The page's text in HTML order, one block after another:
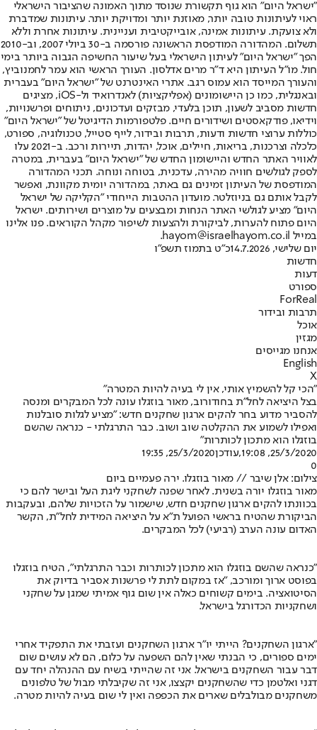
"ישראל היום" הוא גוף תקשורת שנוסד מתוך האמונה שהציבור הישראלי
ראוי לעיתונות טובה יותר, מאוזנת יותר ומדויקת יותר. עיתונות שמדברת
ולא צועקת. עיתונות אמינה, אובייקטיבית ועניינית. עיתונות אחרת וללא
תשלום. המהדורה המודפסת הראשונה פורסמה ב-30 ביולי 2007, וב-2010
הפך "ישראל היום" לעיתון הישראלי בעל שיעור החשיפה הגבוה ביותר בימי
חול. מו"ל העיתון היא ד"ר מרים אדלסון. העורך הראשי הוא עמר לחמנוביץ,
והעורך המייסד הוא עמוס רגב. אתרי האינטרנט של "ישראל היום" בעברית
ובאנגלית, כמו כן היישומונים (אפליקציות) לאנדרואיד ול-iOS, מציגים
חדשות מסביב לשעון, תוכן בלעדי, מבזקים ועדכונים, ניתוחים ופרשנויות,
וידיאו, פודקאסטים ושידורים חיים. פלטפורמות הדיגיטל של "ישראל היום"
כוללות ערוצי חדשות ודעות, תרבות ובידור, לייף סטייל, טכנולוגיה, ספורט,
כלכלה וצרכנות, בריאות, חיילים, אוכל, יהדות, תיירות ורכב. ב-2021 עלו
לאוויר האתר החדש והיישומון החדש של "ישראל היום" בעברית, במטרה
לספק לגולשים חוויה מהירה, עדכנית, בטוחה ונוחה. תכני המהדורה
המודפסת של העיתון זמינים גם באתר, במהדורה יומית מקוונת, ואפשר
לקבל אותם גם בניוזלטר. מועדון ההטבות הייחודי "הקליקה של ישראל
היום" מציע לגולשי האתר הנחות ומבצעים על מוצרים ושירותים. ישראל
היום פתוח להערות, לביקורת ולהצעות לשיפור מקהל הקוראים. פנו אלינו
במייל hayom@israelhayom.co.il.
יום שלישי, 14.7.2026
כ"ט בתמוז תשפ"ו
חדשות
דעות
ספורט
ForReal
תרבות ובידור
אוכל
מגזין
אנחנו מגייסים
English
X
"הכי קל להשמיץ אותי, אין לי בעיה להיות המטרה"
בצל היציאה לחל"ת בחודורוב, מאור בוזגלו עונה לכל המבקרים ומנסה
להסביר מדוע בחר להקים ארגון שחקנים חדש: "מציע לגלות סובלנות
ואפילו לשמוע את ההקלטה שוב ושוב. כבר התרגלתי - כנראה שהשם
בוזגלו הוא מתכון לכותרות"
25/3/2020, 19:08
,עודכן25/3/2020, 19:35
0
צילום: אלן שיבר // מאור בוזגלו. ירה פעמיים ביום
מאור בוזגלו יורה בשנית. לאחר שפנה לשחקני ליגת העל ובישר להם כי
בכוונתו להקים ארגון שחקנים חדש, שישמור על הזכויות שלהם, ובעקבות
הביקורת שהטיח בראשי הפועל ת"א על היציאה המידית לחל"ת, הקשר
האדום עונה הערב (רביעי) לכל המבקרים.
"כנראה שהשם בוזגלו הוא מתכון לכותרות וכבר התרגלתי", הטיח בוזגלו
בפוסט ארוך ומורכב, "אז במקום לתת לי פרשנות אסביר בדיוק את
הסיטואציה. בימים קשוחים כאלה אין שום גוף אמיתי שמגן על שחקני
ושחקניות הכדורגל בישראל.
"ארגון השחקנים? הייתי יו"ר ארגון השחקנים ועזבתי את התפקיד אחרי
ימים ספורים, כי הבנתי שאין להם השפעה על כלום, הם לא עושים שום
דבר עבור השחקנים בישראל. אני זה שהייתי בשיח עם ההנהלה יחד עם
דגני ואלטמן כדי שהשחקנים יקצצו, אני זה שקיבלתי מבול של טלפונים
משחקנים מבולבלים שארים את הכפפה ואין לי שום בעיה להיות מטרה.